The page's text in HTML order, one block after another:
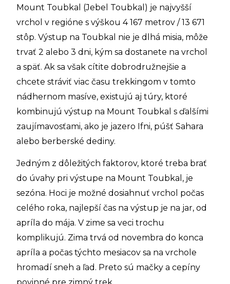
Mount Toubkal (Jebel Toubkal) je najvyšší
vrchol v regióne s výškou 4 167 metrov / 13 671
stôp. Výstup na Toubkal nie je dlhá misia, môže
trvať 2 alebo 3 dni, kým sa dostanete na vrchol
a späť. Ak sa však cítite dobrodružnejšie a
chcete stráviť viac času trekkingom v tomto
nádhernom masíve, existujú aj túry, ktoré
kombinujú výstup na Mount Toubkal s ďalšími
zaujímavosťami, ako je jazero Ifni, púšť Sahara
alebo berberské dediny.
Jedným z dôležitých faktorov, ktoré treba brať
do úvahy pri výstupe na Mount Toubkal, je
sezóna. Hoci je možné dosiahnuť vrchol počas
celého roka, najlepší čas na výstup je na jar, od
apríla do mája. V zime sa veci trochu
komplikujú. Zima trvá od novembra do konca
apríla a počas týchto mesiacov sa na vrchole
hromadí sneh a ľad. Preto sú mačky a cepíny